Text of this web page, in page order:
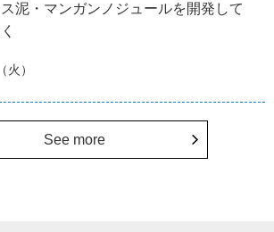
泥・マンガンノジュールを開発して
）
See more